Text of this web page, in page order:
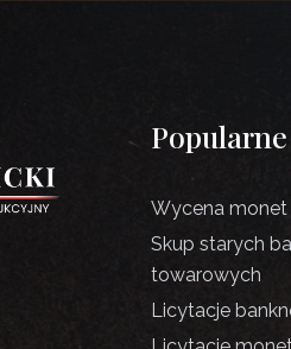
Popularne
Wycena monet
Skup starych
towarowych
Licytacje